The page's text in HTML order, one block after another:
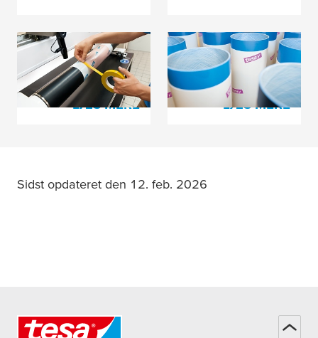
Processbånd til
fleksotryk
LÆS MERE
tesa
® Softprint
Skumtape
LÆS MERE
Sidst opdateret den 12. feb. 2026